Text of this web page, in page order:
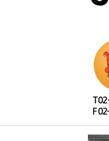
T
F